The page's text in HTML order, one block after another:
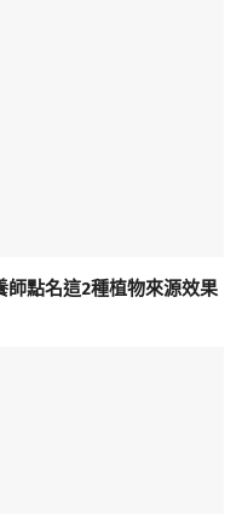
點名這2種植物來源效果